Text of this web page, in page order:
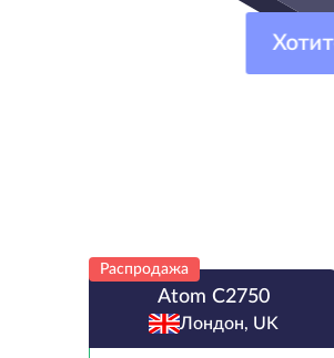
Распродажа
Atom C2750
Лондон, UK